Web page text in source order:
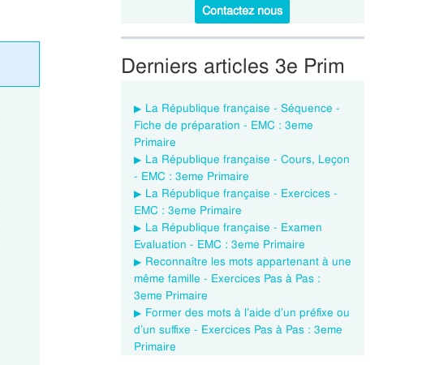
Contactez nous
Derniers articles 3e Prim
La République française - Séquence -
Fiche de préparation - EMC : 3eme
Primaire
La République française - Cours, Leçon
- EMC : 3eme Primaire
La République française - Exercices -
EMC : 3eme Primaire
La République française - Examen
Evaluation - EMC : 3eme Primaire
Reconnaître les mots appartenant à une
même famille - Exercices Pas à Pas :
3eme Primaire
Former des mots à l’aide d’un préfixe ou
d’un suffixe - Exercices Pas à Pas : 3eme
Primaire